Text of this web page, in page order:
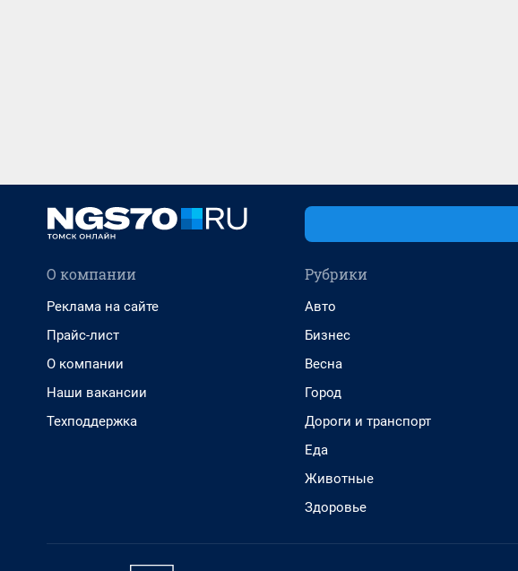
О компании
Реклама на сайте
Прайс-лист
О компании
Наши вакансии
Техподдержка
Рубрики
Авто
Бизнес
Весна
Город
Дороги и транспорт
Еда
Животные
Здоровье